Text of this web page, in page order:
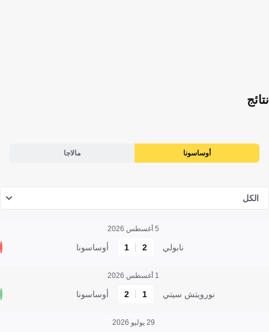
نتائج
أوساسونا مالاجا
الكل
5 أغسطس 2026
نابولي 2
1 أوساسونا
1 أغسطس 2026
نورويتش سيتي 1
2 أوساسونا
29 يوليو 2026